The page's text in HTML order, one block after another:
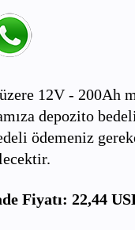
12V - 200Ah
depozito
ödemeniz
Fiyatı: 22,44